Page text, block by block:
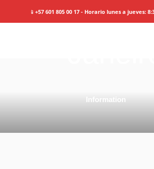
📱 +57 601 805 00 17 - Horario lunes a jueves:
Information